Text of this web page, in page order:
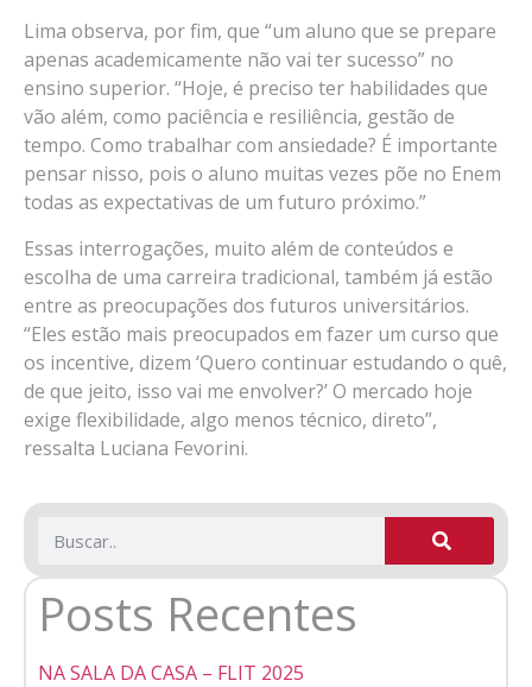
Lima observa, por fim, que “um aluno que se prepare
apenas academicamente não vai ter sucesso” no
ensino superior. “Hoje, é preciso ter habilidades que
vão além, como paciência e resiliência, gestão de
tempo. Como trabalhar com ansiedade? É importante
pensar nisso, pois o aluno muitas vezes põe no Enem
todas as expectativas de um futuro próximo.”
Essas interrogações, muito além de conteúdos e
escolha de uma carreira tradicional, também já estão
entre as preocupações dos futuros universitários.
“Eles estão mais preocupados em fazer um curso que
os incentive, dizem ‘Quero continuar estudando o quê,
de que jeito, isso vai me envolver?’ O mercado hoje
exige flexibilidade, algo menos técnico, direto”,
ressalta Luciana Fevorini.
Posts Recentes
NA SALA DA CASA – FLIT 2025
Utilizamos cookies para facilitar o uso do site, personalizar o
segurança à sua navegação. Para saber mais, consulte nossa